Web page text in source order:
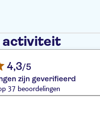
activiteit
4,3/5
zijn geverifieerd
37 beoordelingen